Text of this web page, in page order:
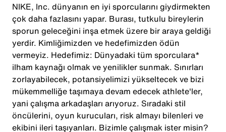
NIKE, Inc. dünyanın en iyi sporcularını giydirmekten
çok daha fazlasını yapar. Burası, tutkulu bireylerin
sporun geleceğini inşa etmek üzere bir araya geldiği
yerdir. Kimliğimizden ve hedefimizden ödün
vermeyiz. Hedefimiz: Dünyadaki tüm sporculara*
ilham kaynağı olmak ve yenilikler sunmak. Sınırları
zorlayabilecek, potansiyelimizi yükseltecek ve bizi
mükemmelliğe taşımaya devam edecek athlete'ler,
yani çalışma arkadaşları arıyoruz. Sıradaki stil
öncülerini, oyun kurucuları, risk almayı bilenleri ve
ekibini ileri taşıyanları. Bizimle çalışmak ister misin?